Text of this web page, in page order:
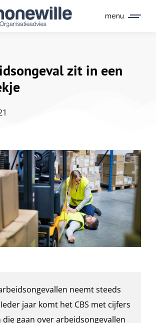
menu
zit in een
neemt steeds
jaar komt het CBS met cijfers
gaan over arbeidsongevallen